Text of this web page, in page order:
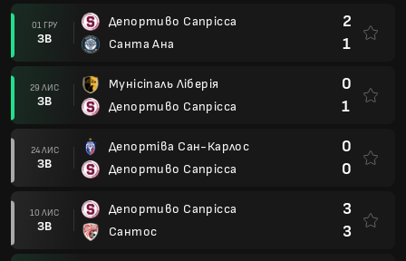
01 ГРУ
ЗВ
Депортиво Сапрісса
Санта Ана
2
1
29 ЛИС
ЗВ
Мунісіпаль Ліберія
Депортиво Сапрісса
0
1
24 ЛИС
ЗВ
Депортіва Сан-Карлос
Депортиво Сапрісса
0
0
10 ЛИС
ЗВ
Депортиво Сапрісса
Сантос
3
3